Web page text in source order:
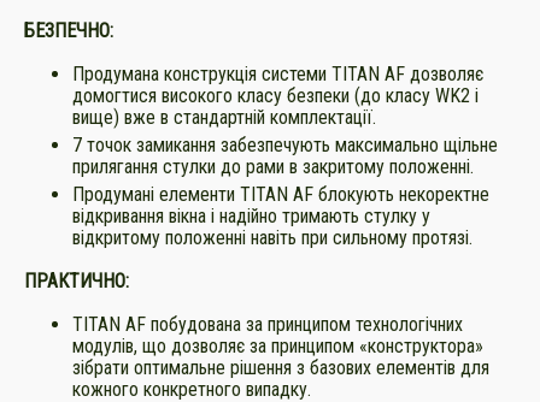
БЕЗПЕЧНО:
Продумана конструкція системи TITAN AF дозволяє
домогтися високого класу безпеки (до класу WK2 і
вище) вже в стандартній комплектації.
7 точок замикання забезпечують максимально щільне
прилягання стулки до рами в закритому положенні.
Продумані елементи TITAN AF блокують некоректне
відкривання вікна і надійно тримають стулку у
відкритому положенні навіть при сильному протязі.
ПРАКТИЧНО:
TITAN AF побудована за принципом технологічних
модулів, що дозволяє за принципом «конструктора»
зібрати оптимальне рішення з базових елементів для
кожного конкретного випадку.